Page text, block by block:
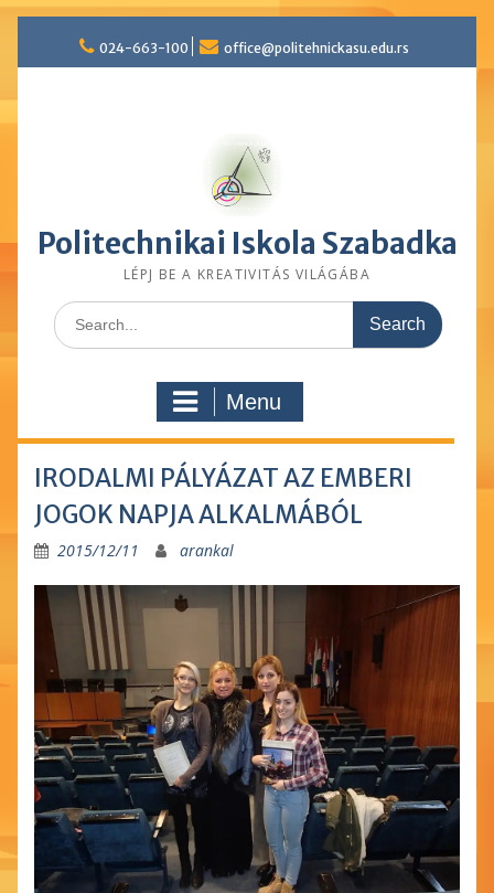
content
024-663-100 office@politehnickasu.edu.rs
Politechnikai Iskola Szabadka
LÉPJ BE A KREATIVITÁS VILÁGÁBA
Search
for:
Menu
IRODALMI PÁLYÁZAT AZ EMBERI
JOGOK NAPJA ALKALMÁBÓL
2015/12/11 arankal